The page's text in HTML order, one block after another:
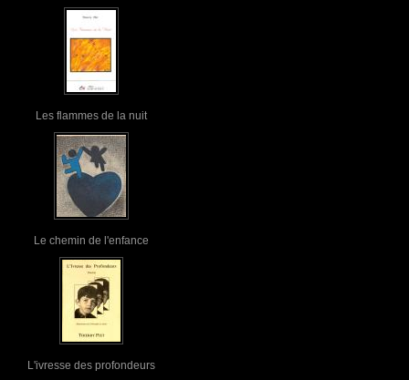
Les flammes de la nuit
Le chemin de l'enfance
L'ivresse des profondeurs